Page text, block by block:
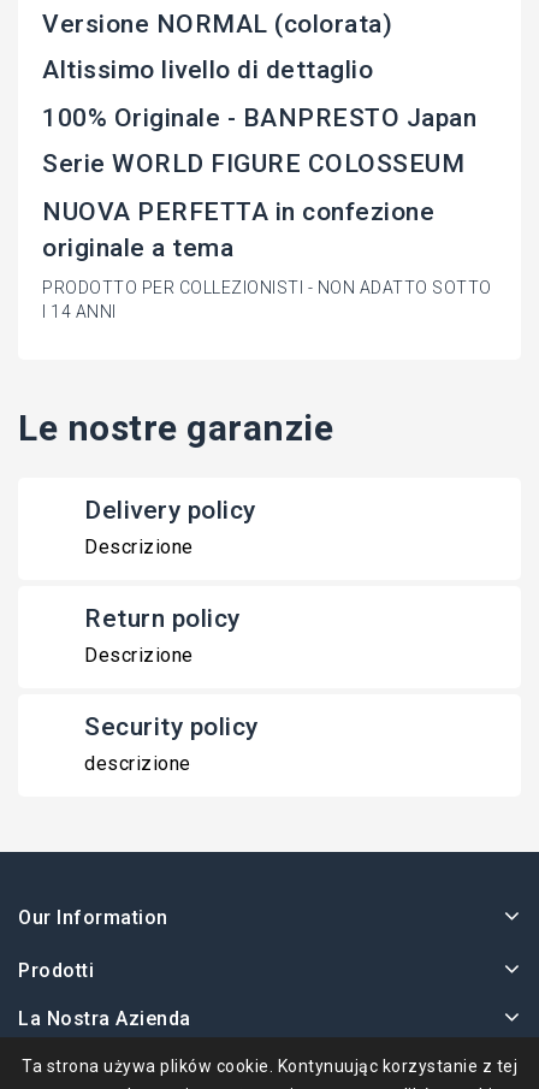
Versione NORMAL (colorata)
Altissimo livello di dettaglio
100% Originale - BANPRESTO Japan
Serie WORLD FIGURE COLOSSEUM
NUOVA PERFETTA in confezione
originale a tema
PRODOTTO PER COLLEZIONISTI - NON ADATTO SOTTO
I 14 ANNI
Le nostre garanzie
Delivery policy
Descrizione
Return policy
Descrizione
Security policy
descrizione
Our Information
Prodotti
La Nostra Azienda
Twoje Konto
Ta strona używa plików cookie. Kontynuując korzystanie z tej